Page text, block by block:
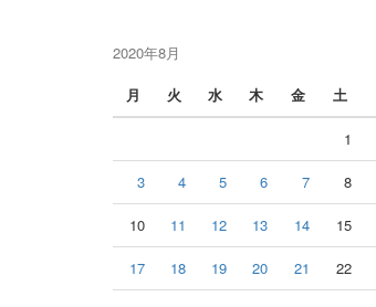
2020年8月
月
火 水 木 金 土
1
3 4 5 6 7 8
10 11 12 13 14 15
17 18 19 20 21 22